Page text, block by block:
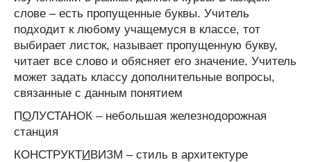
слове – есть пропущенные буквы. Учитель
подходит к любому учащемуся в классе, тот
выбирает листок, называет пропущенную букву,
читает все слово и обясняет его значение. Учитель
может задать классу дополнительные вопросы,
связанные с данным понятием
ПОЛУСТАНОК – небольшая железнодорожная
станция
КОНСТРУКТИВИЗМ – стиль в архитектуре